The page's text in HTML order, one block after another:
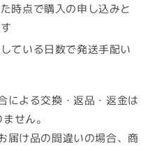
時点で購入の申し込みと
ている日数で発送手配い
による交換・返品・返金は
せん。
届け品の間違いの場合、商